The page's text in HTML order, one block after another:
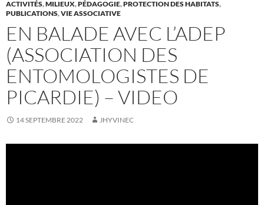
ACTIVITÉS,MILIEUX,PÉDAGOGIE,PROTECTION DES HABITATS,
PUBLICATIONS,VIE ASSOCIATIVE
EN BALADE AVEC L’ADEP
(ASSOCIATION DES
ENTOMOLOGISTES DE
PICARDIE) – VIDEO
14 SEPTEMBRE 2022 JHYVINEC